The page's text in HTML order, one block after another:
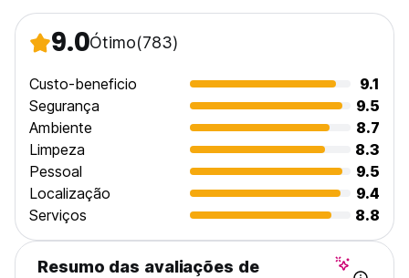
9.0Ótimo(783)
Custo-beneficio
9.1
Segurança
9.5
Ambiente
8.7
Limpeza
8.3
Pessoal
9.5
Localização
9.4
Serviços
8.8
Resumo das avaliações de